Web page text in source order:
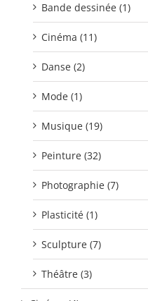
Bande dessinée (1)
Cinéma (11)
Danse (2)
Mode (1)
Musique (19)
Peinture (32)
Photographie (7)
Plasticité (1)
Sculpture (7)
Théâtre (3)